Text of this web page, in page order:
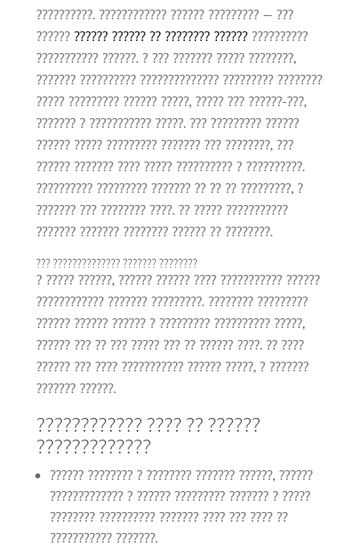
??????????. ???????????? ?????? ????????? — ???
?????? ?????? ?????? ?? ???????? ????????????????
??????????? ??????. ? ??? ??????? ????? ????????,
??????? ?????????? ?????????????? ????????? ????????
????? ????????? ?????? ?????, ????? ??? ??????-???,
??????? ? ??????????? ?????. ??? ????????? ??????
?????? ????? ????????? ??????? ??? ????????, ???
?????? ??????? ???? ????? ?????????? ? ??????????.
?????????? ????????? ??????? ?? ?? ?? ?????????, ?
??????? ??? ???????? ????. ?? ????? ???????????
??????? ??????? ???????? ?????? ?? ????????.
??? ?????????????? ??????? ????????
? ????? ??????, ?????? ?????? ???? ??????????? ??????
???????????? ??????? ?????????. ???????? ?????????
?????? ?????? ?????? ? ????????? ?????????? ?????,
?????? ??? ?? ??? ????? ??? ?? ?????? ????. ?? ????
?????? ??? ???? ??????????? ?????? ?????, ? ???????
??????? ??????.
???????????? ???? ?? ??????
?????????????
?????? ???????? ? ???????? ??????? ??????, ??????
????????????? ? ?????? ????????? ??????? ? ?????
???????? ?????????? ??????? ???? ??? ???? ??
??????????? ???????.